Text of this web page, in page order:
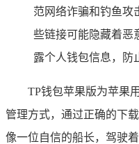
范网络诈骗和钓鱼攻
些链接可能隐藏着恶
露个人钱包信息，防
TP钱包苹果版为苹果
管理方式，通过正确的下
像一位自信的船长，驾驶